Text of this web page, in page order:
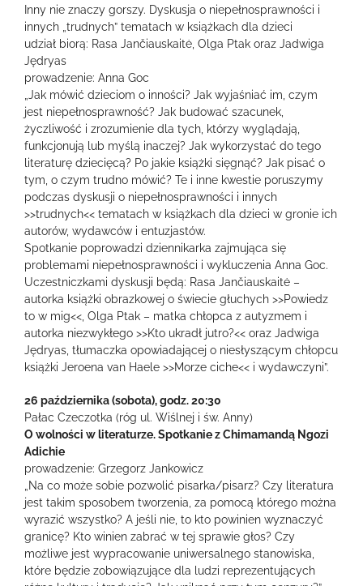
Inny nie znaczy gorszy. Dyskusja o niepełnosprawności i
innych „trudnych” tematach w książkach dla dzieci
udział biorą: Rasa Jančiauskaitė, Olga Ptak oraz Jadwiga
Jędryas
prowadzenie: Anna Goc
„Jak mówić dzieciom o inności? Jak wyjaśniać im, czym
jest niepełnosprawność? Jak budować szacunek,
życzliwość i zrozumienie dla tych, którzy wyglądają,
funkcjonują lub myślą inaczej? Jak wykorzystać do tego
literaturę dziecięcą? Po jakie książki sięgnąć? Jak pisać o
tym, o czym trudno mówić? Te i inne kwestie poruszymy
podczas dyskusji o niepełnosprawności i innych
>>trudnych<< tematach w książkach dla dzieci w gronie ich
autorów, wydawców i entuzjastów.
Spotkanie poprowadzi dziennikarka zajmująca się
problemami niepełnosprawności i wykluczenia Anna Goc.
Uczestniczkami dyskusji będą: Rasa Jančiauskaitė –
autorka książki obrazkowej o świecie głuchych >>Powiedz
to w mig<<, Olga Ptak – matka chłopca z autyzmem i
autorka niezwykłego >>Kto ukradł jutro?<< oraz Jadwiga
Jędryas, tłumaczka opowiadającej o niesłyszącym chłopcu
książki Jeroena van Haele >>Morze ciche<< i wydawczyni”.
26 października (sobota), godz. 20:30
Pałac Czeczotka (róg ul. Wiślnej i św. Anny)
O wolności w literaturze. Spotkanie z Chimamandą Ngozi
Adichie
prowadzenie: Grzegorz Jankowicz
„Na co może sobie pozwolić pisarka/pisarz? Czy literatura
jest takim sposobem tworzenia, za pomocą którego można
wyrazić wszystko? A jeśli nie, to kto powinien wyznaczyć
granicę? Kto winien zabrać w tej sprawie głos? Czy
możliwe jest wypracowanie uniwersalnego stanowiska,
które będzie zobowiązujące dla ludzi reprezentujących